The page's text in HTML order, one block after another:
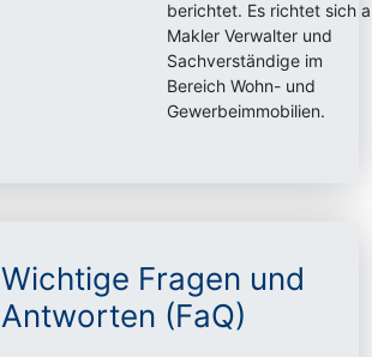
berichtet. Es richtet sich
Makler Verwalter und
Sachverständige im
Bereich Wohn- und
Gewerbeimmobilien.
Wichtige Fragen und
Antworten (FaQ)